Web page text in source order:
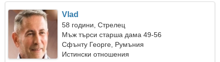
Vlad
58 години, Стрелец
Мъж търси старша дама 49-56
Сфънту Георге, Румъния
Истински отношения